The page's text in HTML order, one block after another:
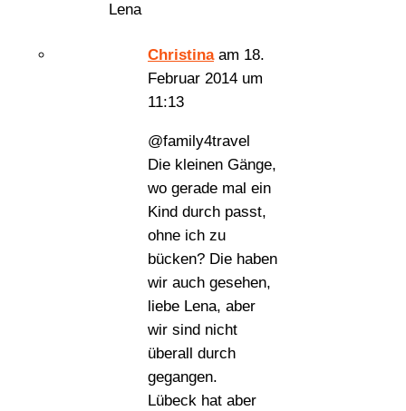
Lena
Christina am 18.
Februar 2014 um
11:13
@family4travel
Die kleinen Gänge,
wo gerade mal ein
Kind durch passt,
ohne ich zu
bücken? Die haben
wir auch gesehen,
liebe Lena, aber
wir sind nicht
überall durch
gegangen.
Lübeck hat aber